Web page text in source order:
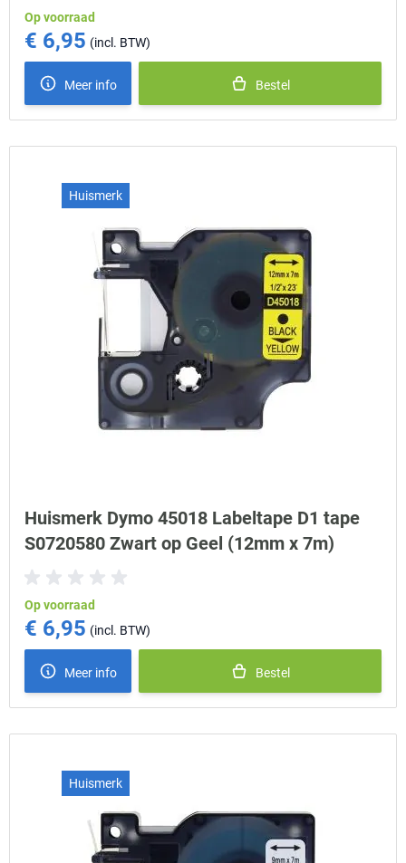
Op voorraad
€ 6,95
Meer info Bestel
Huismerk
Huismerk Dymo 45018 Labeltape D1 tape
S0720580 Zwart op Geel (12mm x 7m)
Op voorraad
€ 6,95
Meer info Bestel
Huismerk